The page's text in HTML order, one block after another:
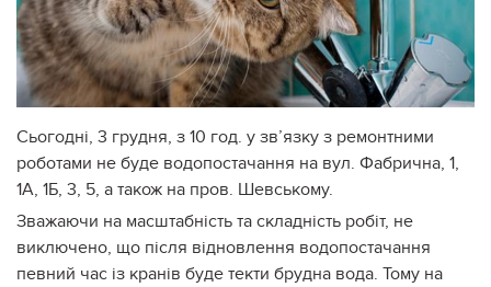
Сьогодні, 3 грудня, з 10 год. у зв’язку з ремонтними
роботами не буде водопостачання на вул. Фабрична, 1,
1А, 1Б, 3, 5, а також на пров. Шевському.
Зважаючи на масштабність та складність робіт, не
виключено, що після відновлення водопостачання
певний час із кранів буде текти брудна вода. Тому на